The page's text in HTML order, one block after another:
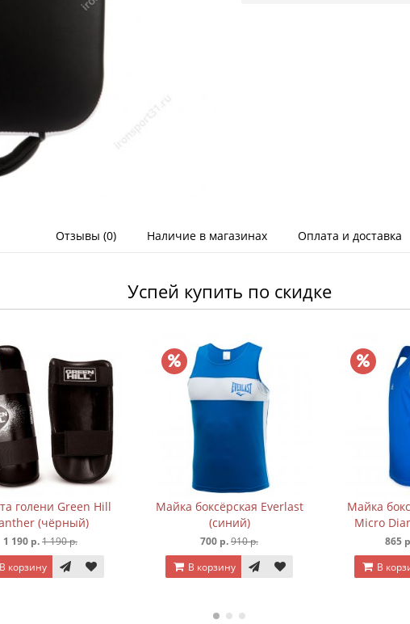
Отзывы (0) Наличие в магазинах Оплата и доставка
Успей купить по скидке
голени Green Hill
(чёрный)
1 190 р.1 190 р.
В корзину
Майка боксёрская Everlast
(синий)
700 р.910 р.
В корзину
Майка
Micro
865
В